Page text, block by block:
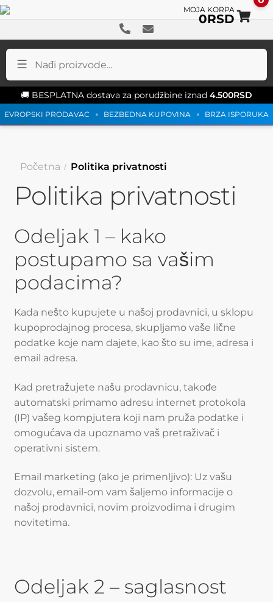
🚚 BESPLATNA dostava za porudžbine iznad 4.500RSD
EVROPSKI PRODAVAC BEZBEDNA KUPOVINA BRZA ISPORUKA
na
na
0RSD
Početna Politika privatnosti
Politika privatnosti
Odeljak 1 – kako
postupamo sa vašim
podacima?
Kada nešto kupujete u našoj prodavnici, u sklopu
kupoprodajnog procesa, skupljamo vaše lične
podatke koje nam dajete, kao što su ime, adresa i
email adresa.
Kad pretražujete našu prodavnicu, takođe
automatski primamo adresu internet protokola
(IP) vašeg kompjutera koji nam pruža podatke i
omogućava da upoznamo vaš pretraživač i
operativni sistem.
Email marketing (ako je primenljivo): Uz vašu
dozvolu, email-om vam šaljemo informacije o
našoj prodavnici, novim proizvodima i drugim
novitetima.
Odeljak 2 – saglasnost